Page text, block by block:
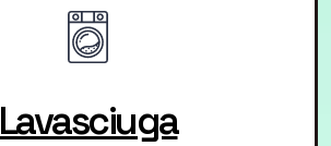
Lavasciuga